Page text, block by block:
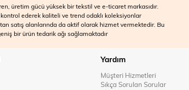
üretim gücü yüksek bir tekstil ve e-ticaret markasıdır.
ederek kaliteli ve trend odaklı koleksiyonlar
satış alanlarında da aktif olarak hizmet vermektedir. Bu
bir ürün tedarik ağı sağlamaktadır
Yardım
Müşteri Hizmetleri
Sıkça Sorulan Sorular